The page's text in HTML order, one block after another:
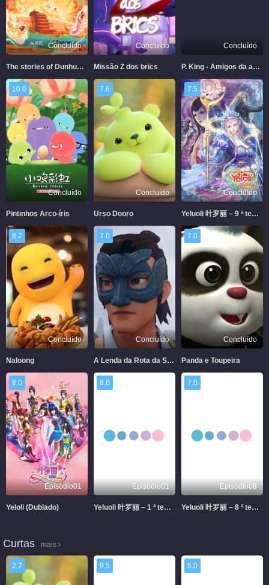
Concluído
The stories of Dunhuang
Concluído
Missão Z dos brics
Concluído
P. King - Amigos da aventura
10.0
Concluído
Pintinhos Arco-íris
7.6
Concluído
Urso Dooro
7.5
Concluído
Yeluoli 叶罗丽 – 9 ª temporada (Legendado)
8.7
Concluído
Naloong
7.0
Concluído
A Lenda da Rota da Seda
7.0
Concluído
Panda e Toupeira
8.0
Episódio01
Yeloli (Dublado)
8.0
Episódio01
Yeluoli 叶罗丽 – 1 ª temporada (Legendado)
7.0
Episódio08
Yeluoli 叶罗丽 – 8 ª temporada (Legendado)
Curtas mais
2.7 9.5 5.0